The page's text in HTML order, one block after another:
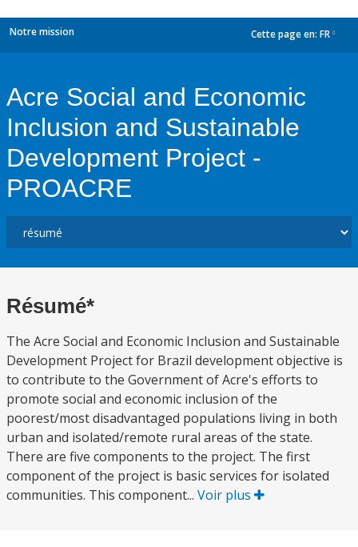
Notre mission Cette page en: FR
Acre Social and Economic
Inclusion and Sustainable
Development Project -
PROACRE
Résumé*
The Acre Social and Economic Inclusion and Sustainable
Development Project for Brazil development objective is
to contribute to the Government of Acre's efforts to
promote social and economic inclusion of the
poorest/most disadvantaged populations living in both
urban and isolated/remote rural areas of the state.
There are five components to the project. The first
component of the project is basic services for isolated
communities. This component... Voir plus